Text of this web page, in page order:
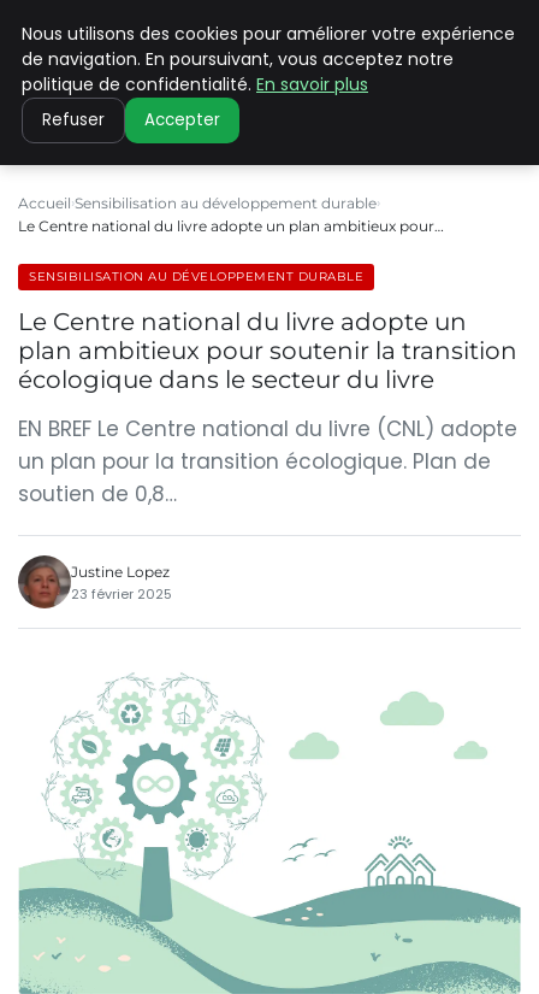
CLIMATE C ADVANCED
Accueil Sensibilisation au développement durable
Le Centre national du livre adopte un plan ambitieux pour…
SENSIBILISATION AU DÉVELOPPEMENT DURABLE
Le Centre national du livre adopte un
plan ambitieux pour soutenir la transition
écologique dans le secteur du livre
EN BREF Le Centre national du livre (CNL) adopte
un plan pour la transition écologique. Plan de
soutien de 0,8…
Justine Lopez
23 février 2025
Nous utilisons des cookies pour améliorer votre expérience
de navigation. En poursuivant, vous acceptez notre
politique de confidentialité. En savoir plus
Refuser Accepter